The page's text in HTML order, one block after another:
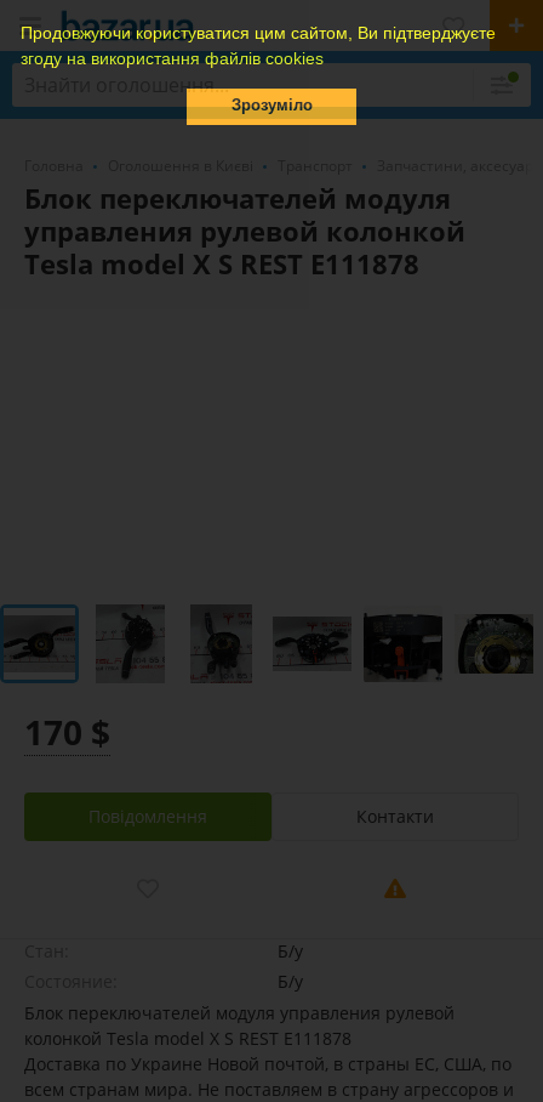
Продовжуючи користуватися цим сайтом, Ви підтверджуєте
згоду на використання файлів cookies
Зрозуміло
Блок переключателей модуля
управления рулевой колонкой
Tesla model X S REST E111878
170 $
Повідомлення Контакти
Б/у
Б/у
Блок переключателей модуля управления рулевой
колонкой Tesla model X S REST E111878
Доставка по Украине Новой почтой, в страны ЕС, США, по
всем странам мира. Не поставляем в страну агрессоров и